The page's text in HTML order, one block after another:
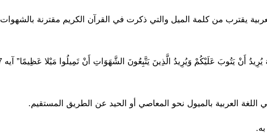
يقترب من كلمة الميل والتي ذكرت في القرآن الكريم مقترنة بالشهوات
اللغة العربية بالميول نحو المعاصي أو الحيد عن الطريق المستقيم.